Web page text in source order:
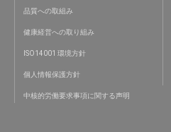
品質への取組み
健康経営への取り組み
ISO14001 環境方針
個人情報保護方針
中核的労働要求事項に関する声明